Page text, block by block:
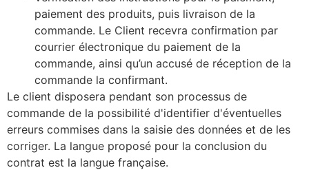
paiement des produits, puis livraison de la
commande. Le Client recevra confirmation par
courrier électronique du paiement de la
commande, ainsi qu’un accusé de réception de la
commande la confirmant.
Le client disposera pendant son processus de
commande de la possibilité d'identifier d'éventuelles
erreurs commises dans la saisie des données et de les
corriger. La langue proposé pour la conclusion du
contrat est la langue française.